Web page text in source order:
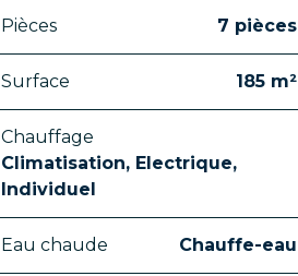
Pièces 7 pièces
Surface 185 m²
Chauffage
Climatisation, Electrique,
Individuel
Eau chaude Chauffe-eau